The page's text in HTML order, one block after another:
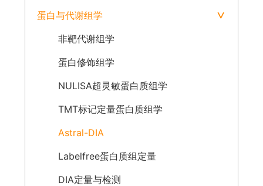
蛋白与代谢组学 >
非靶代谢组学
蛋白修饰组学
NULISA超灵敏蛋白质组学
TMT标记定量蛋白质组学
Astral-DIA
Labelfree蛋白质组定量
DIA定量与检测